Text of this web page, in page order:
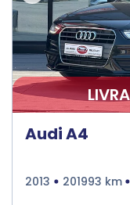
Audi A4
2013 201993 km